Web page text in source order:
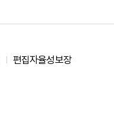
편집자율성보장